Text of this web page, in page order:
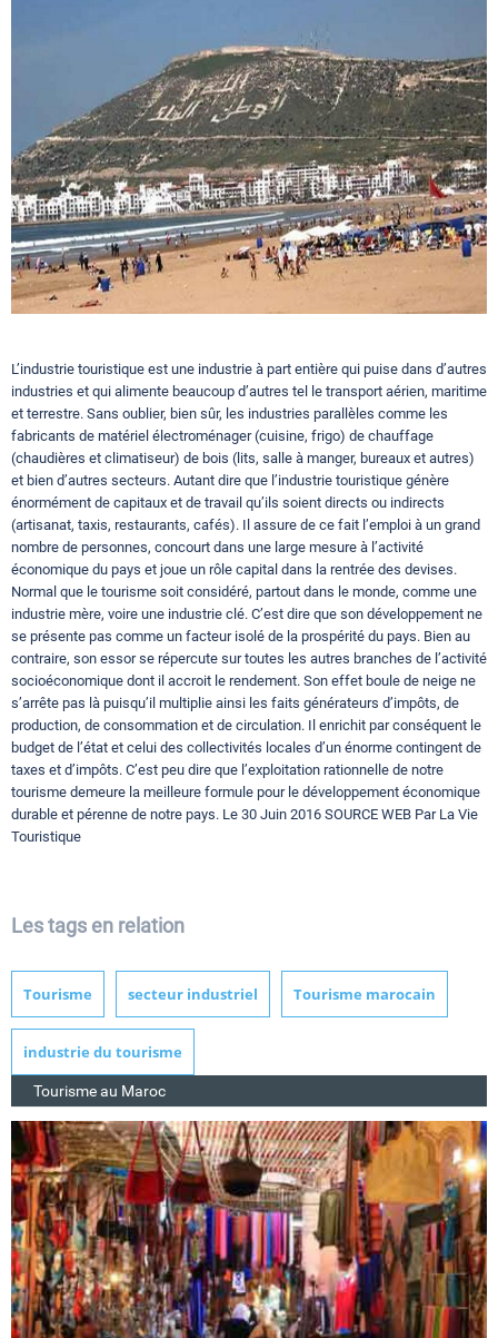
Régions
Hotels
Contact
L’industrie touristique est une industrie à part entière qui puise dans d’autres
industries et qui alimente beaucoup d’autres tel le transport aérien, maritime
et terrestre. Sans oublier, bien sûr, les industries parallèles comme les
fabricants de matériel électroménager (cuisine, frigo) de chauffage
(chaudières et climatiseur) de bois (lits, salle à manger, bureaux et autres)
et bien d’autres secteurs. Autant dire que l’industrie touristique génère
énormément de capitaux et de travail qu’ils soient directs ou indirects
(artisanat, taxis, restaurants, cafés). Il assure de ce fait l’emploi à un grand
nombre de personnes, concourt dans une large mesure à l’activité
économique du pays et joue un rôle capital dans la rentrée des devises.
Normal que le tourisme soit considéré, partout dans le monde, comme une
industrie mère, voire une industrie clé. C’est dire que son développement ne
se présente pas comme un facteur isolé de la prospérité du pays. Bien au
contraire, son essor se répercute sur toutes les autres branches de l’activité
socioéconomique dont il accroit le rendement. Son effet boule de neige ne
s’arrête pas là puisqu’il multiplie ainsi les faits générateurs d’impôts, de
production, de consommation et de circulation. Il enrichit par conséquent le
budget de l’état et celui des collectivités locales d’un énorme contingent de
taxes et d’impôts. C’est peu dire que l’exploitation rationnelle de notre
tourisme demeure la meilleure formule pour le développement économique
durable et pérenne de notre pays. Le 30 Juin 2016 SOURCE WEB Par La Vie
Touristique
Les tags en relation
Tourisme secteur industriel Tourisme marocain
industrie du tourisme
Tourisme au Maroc